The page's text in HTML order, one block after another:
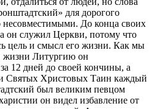
для дорогого
До конца своих
он служил Церкви, потому что
цель и смысл его жизни. Как мы
жизни Литургию он
12 дней до своей кончины, а
Святых Христовых Таин каждый
был великим певцом
он видел избавление от